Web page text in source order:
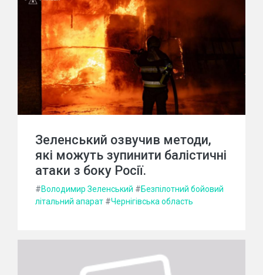
Зеленський озвучив методи,
які можуть зупинити балістичні
атаки з боку Росії.
#Володимир Зеленський #Безпілотний бойовий
літальний апарат #Чернігівська область